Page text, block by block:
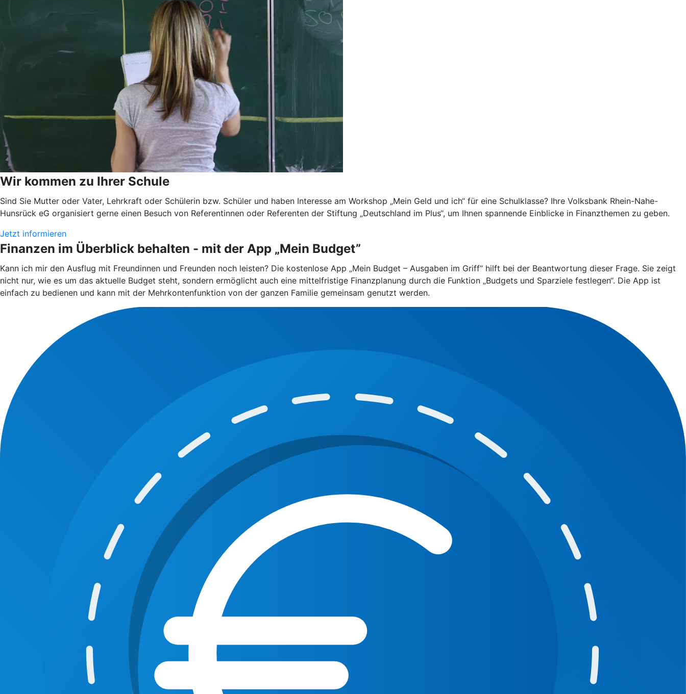
Wir kommen zu Ihrer Schule
Sind Sie Mutter oder Vater, Lehrkraft oder Schülerin bzw. Schüler und haben Interesse am Workshop „Mein Geld und ich“ für eine Schulklasse? Ihre Volksbank Rhein-Nahe-
Hunsrück eG organisiert gerne einen Besuch von Referentinnen oder Referenten der Stiftung „Deutschland im Plus“, um Ihnen spannende Einblicke in Finanzthemen zu geben.
Jetzt informieren
Finanzen im Überblick behalten - mit der App „Mein Budget”
Kann ich mir den Ausflug mit Freundinnen und Freunden noch leisten? Die kostenlose App „Mein Budget – Ausgaben im Griff“ hilft bei der Beantwortung dieser Frage. Sie zeigt
nicht nur, wie es um das aktuelle Budget steht, sondern ermöglicht auch eine mittelfristige Finanzplanung durch die Funktion „Budgets und Sparziele festlegen“. Die App ist
einfach zu bedienen und kann mit der Mehrkontenfunktion von der ganzen Familie gemeinsam genutzt werden.